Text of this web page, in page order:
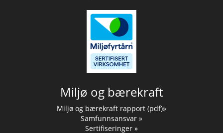
Miljø og bærekraft
Miljø og bærekraft rapport (pdf)»
Samfunnsansvar »
Sertifiseringer »